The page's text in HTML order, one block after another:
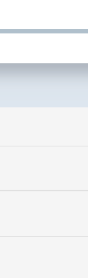
Join us as